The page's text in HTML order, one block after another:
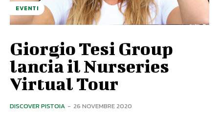
EVENTI
Giorgio Tesi Group
lancia il Nurseries
Virtual Tour
DISCOVER PISTOIA - 26 NOVEMBRE 2020